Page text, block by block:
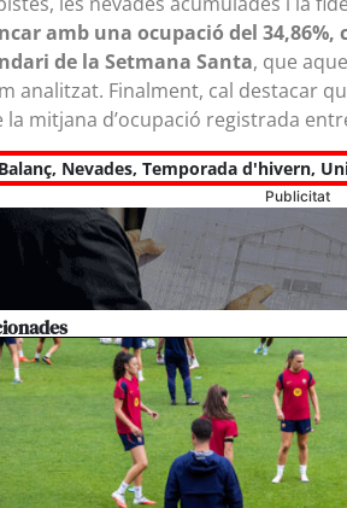
amb una ocupació del
de la Setmana Santa, que
analitzat. Finalment, cal destacar
mitjana d’ocupació registrada
Balanç, Nevades, Temporada d'hivern,
Publicitat